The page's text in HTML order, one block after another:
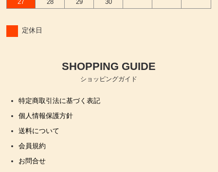
27
28 29 30
定休日
SHOPPING GUIDE
ショッピングガイド
特定商取引法に基づく表記
個人情報保護方針
送料について
会員規約
お問合せ